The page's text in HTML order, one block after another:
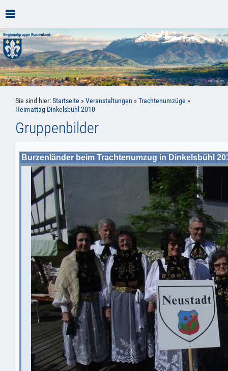
Sie sind hier:Startseite »Veranstaltungen »Trachtenumzüge »
Heimattag Dinkelsbühl 2010
Gruppenbilder